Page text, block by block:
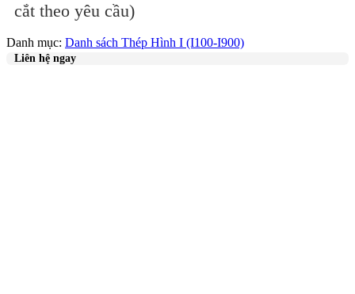
cắt theo yêu cầu)
Danh mục: Danh sách Thép Hình I (I100-I900)
Liên hệ ngay